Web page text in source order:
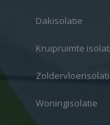
Dakisolatie
Kruipruimte
Woningisolatie